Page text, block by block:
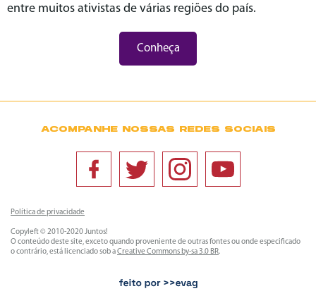
entre muitos ativistas de várias regiões do país.
Conheça
ACOMPANHE NOSSAS REDES SOCIAIS
Política de privacidade
Copyleft © 2010-2020 Juntos!
O conteúdo deste site, exceto quando proveniente de outras fontes ou onde especificado
o contrário, está licenciado sob aCreative Commons by-sa 3.0 BR.